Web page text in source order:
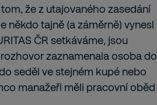
že z utajovaného zasedání
někdo tajně (a záměrně) vynesl
ČR setkáváme, jsou
zaznamenala osoba do
seděl ve stejném kupé nebo
manažeři měli pracovní oběd